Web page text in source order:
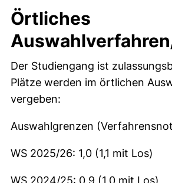
Örtliches
Der Studiengang ist
Plätze werden im örtlichen
vergeben:
Auswahlgrenzen
WS 2025/26: 1,0 (1,1 mit Los)
WS 2024/25: 0,9 (1,0 mit Los)